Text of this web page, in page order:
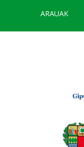
ARAUAK